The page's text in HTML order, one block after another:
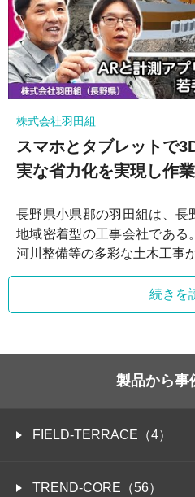
株式会社羽田組
スマホとタブレットで
実な省力化を実現し作
長野県小県郡の羽田組は、長
地域密着型の工事会社である
河川整備等の多彩な土木工事
続きを
製品から事
FIELD-TERRACE（4）
TREND-CORE（56）